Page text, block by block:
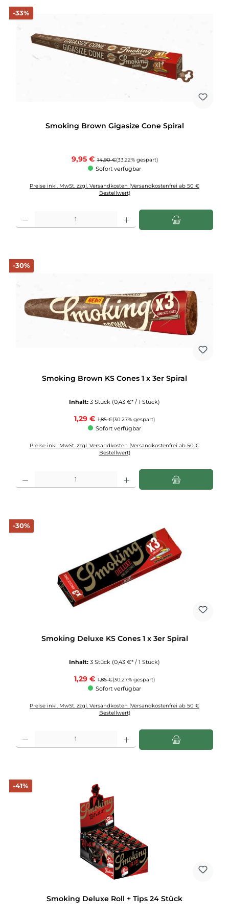
-33%Rabatt
Smoking Brown Gigasize Cone Spiral
Verkaufspreis:
9,95 € Regulärer Preis:
14,90 €(33.22% gespart)
Sofort verfügbar
Preise inkl. MwSt. zzgl. Versandkosten (Versandkostenfrei ab 50 €
Bestellwert)
Produkt Anzahl: Gib den gewünschten Wert ein oder benutze die Schaltflächen
-30%Rabatt
Smoking Brown KS Cones 1 x 3er Spiral
Inhalt: 3 Stück (0,43 €* / 1 Stück)
Verkaufspreis:
1,29 € Regulärer Preis:
1,85 €(30.27% gespart)
Sofort verfügbar
Preise inkl. MwSt. zzgl. Versandkosten (Versandkostenfrei ab 50 €
Bestellwert)
-30%Rabatt
Smoking Deluxe KS Cones 1 x 3er Spiral
Inhalt: 3 Stück (0,43 €* / 1 Stück)
Verkaufspreis:
1,29 € Regulärer Preis:
1,85 €(30.27% gespart)
Sofort verfügbar
Preise inkl. MwSt. zzgl. Versandkosten (Versandkostenfrei ab 50 €
Bestellwert)
Produkt Anzahl: Gib den gewünschten Wert ein oder benutze die Schaltflächen
-41%Rabatt
Smoking Deluxe Roll + Tips 24 Stück